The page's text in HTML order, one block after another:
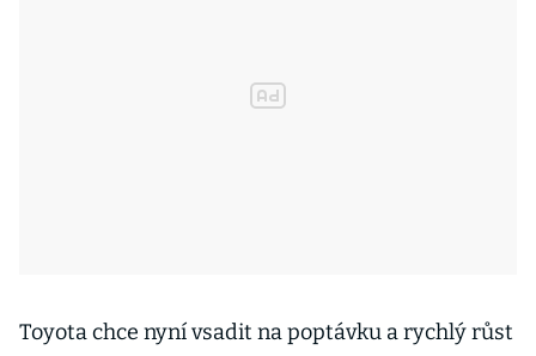
Toyota chce nyní vsadit na poptávku a rychlý růst